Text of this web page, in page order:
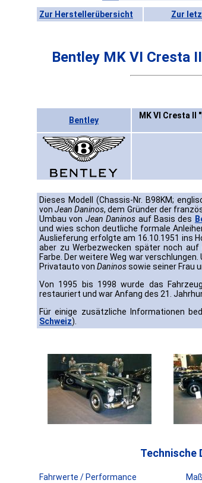
Zur Herstellerübersicht Zur
Bentley MK VI Cresta
Bentley
MK VI Cresta II
Dieses Modell (Chassis-Nr. B98KM;
vonJean Daninos, dem Gründer der
Umbau von Jean Daninos auf Basis des
und wies schon deutliche formale
Auslieferung erfolgte am 16.10.1951 ins
aber zu Werbezwecken später noch
Farbe. Der weitere Weg war
Privatauto von Daninossowie seiner Frau
Von 1995 bis 1998 wurde das
restauriert und war Anfang des 21.
Für einige zusätzliche Informationen
Schweiz).
Technische
Fahrwerte / Performance